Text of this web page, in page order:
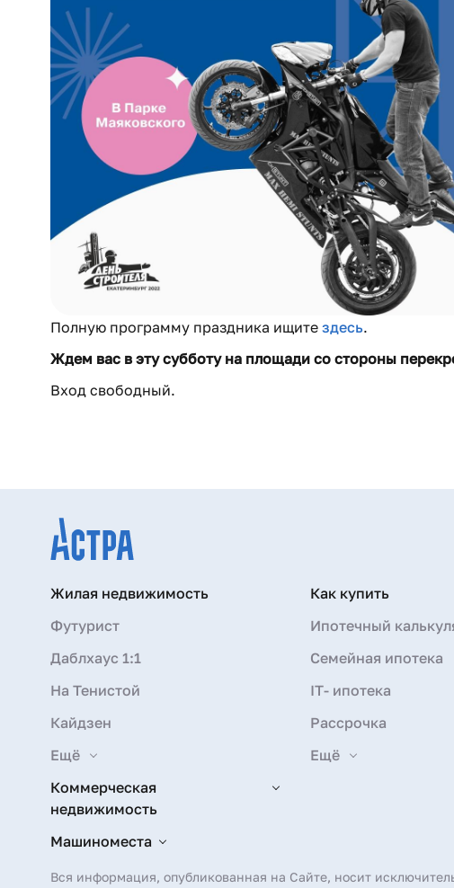
Полную программу праздника ищите здесь.
Ждем вас в эту субботу на площади со стороны
Вход свободный.
Жилая недвижимость
Футурист
Даблхаус 1:1
На Тенистой
Кайдзен
Ещё
Коммерческая
недвижимость
Машиноместа
Как купить
Ипотечный
Семейная ипотека
IT- ипотека
Рассрочка
Ещё
Вся информация, опубликованная на Сайте, носит